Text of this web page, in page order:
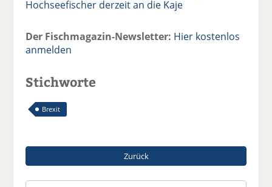
Hochseefischer derzeit an die Kaje
Der Fischmagazin-Newsletter: Hier kostenlos
anmelden
Stichworte
Brexit
Zurück